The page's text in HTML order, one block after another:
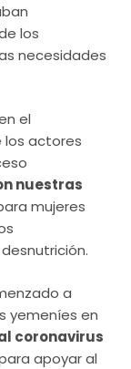
los
necesidades
el
los actores
nuestras
mujeres
a
yemeníes en
coronavirus
apoyar al